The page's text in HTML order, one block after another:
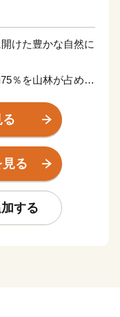
けた豊かな自然に
％を山林が占めた
に耕地が開かれ集
ミリメートル前
ます。
村」連合に加盟し
る
する